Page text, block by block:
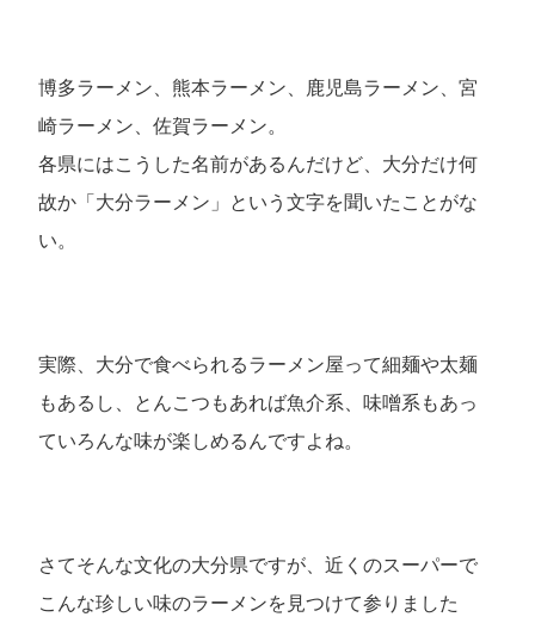
博多ラーメン、熊本ラーメン、鹿児島ラーメン、宮
崎ラーメン、佐賀ラーメン。
各県にはこうした名前があるんだけど、大分だけ何
故か「大分ラーメン」という文字を聞いたことがな
い。
実際、大分で食べられるラーメン屋って細麺や太麺
もあるし、とんこつもあれば魚介系、味噌系もあっ
ていろんな味が楽しめるんですよね。
さてそんな文化の大分県ですが、近くのスーパーで
こんな珍しい味のラーメンを見つけて参りました